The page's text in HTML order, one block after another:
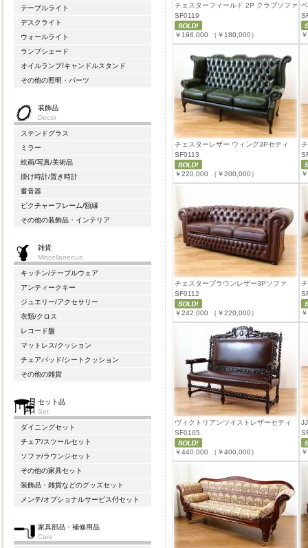
テーブルライト
デスクライト
ウォールライト
ランプシェード
オイルランプ/キャンドルスタンド
その他の照明・パーツ
装飾品
Decor
ステンドグラス
ミラー
絵画/写真/美術品
掛け時計/置き時計
蓄音器
ピクチャーフレーム/額縁
その他の装飾品・インテリア
雑貨
Miscellaneous
キッチン/テーブルウェア
アンティークキー
ジュエリー/アクセサリー
衣類/クロス
レコード盤
マットレス/クッション
チェアパッド/シートクッション
その他の雑貨
セット品
Set
ダイニングセット
チェア/スツールセット
ソファ/ラウンジセット
その他の家具セット
装飾品・雑貨などのグッズセット
メンテ/オプショナルサービス付セット
家具部品・補修用品
Care
チェスターフィールド 2P クラブソファ
SF0119
￥198,000 （￥180,000）
チェスターレザー ウィング3Pセティ
SF0113
￥220,000 （￥200,000）
チェスターブラウンレザー3Pソファ
SF0112
￥242,000 （￥220,000）
ヴィクトリアンツイストレザーセティ
SF0105
￥440,000 （￥400,000）